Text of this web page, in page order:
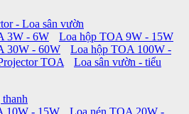
- Loa sân vườn
3W - 6W
Loa hộp TOA 9W - 15W
30W - 60W
Loa hộp TOA 100W -
TOA
Loa sân vườn - tiểu
10W - 15W
Loa nén TOA 20W -